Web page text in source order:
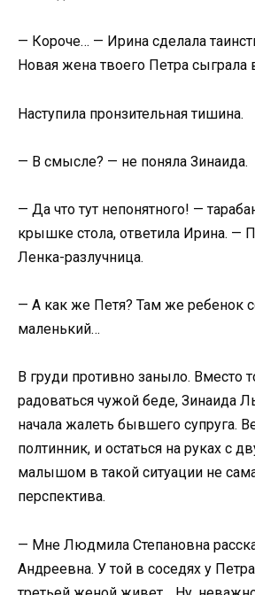
— Короче… — Ирина сделала
Новая жена твоего Петра сыграла
Наступила пронзительная тишина.
— В смысле? — не поняла Зинаида.
— Да что тут непонятного! —
крышке стола, ответила Ирина. —
Ленка-разлучница.
— А как же Петя? Там же ребенок
маленький…
В груди противно заныло. Вместо
радоваться чужой беде, Зинаида
начала жалеть бывшего супруга.
полтинник, и остаться на руках с
малышом в такой ситуации не
перспектива.
— Мне Людмила Степановна
Андреевна. У той в соседях у